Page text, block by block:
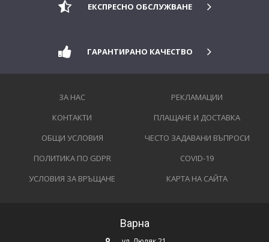
ЕКСПРЕСНО ОБСЛУЖВАНЕ
ГАРАНТИРАНО КАЧЕСТВО
ЗА НАС
КОНТАКТИ
ОБЩИ УСЛОВИЯ
ПОЛИТИКА ПО GDPR
УСЛОВИЯ ЗА ВРЪЩАНЕ
РЕКЛАМАЦИИ
ПЛАЩАНЕ И ДОСТАВКА
ЧЕСТО ЗАДАВАНИ ВЪПРОСИ
COVID-19
КАРТА НА САЙТА
Варна